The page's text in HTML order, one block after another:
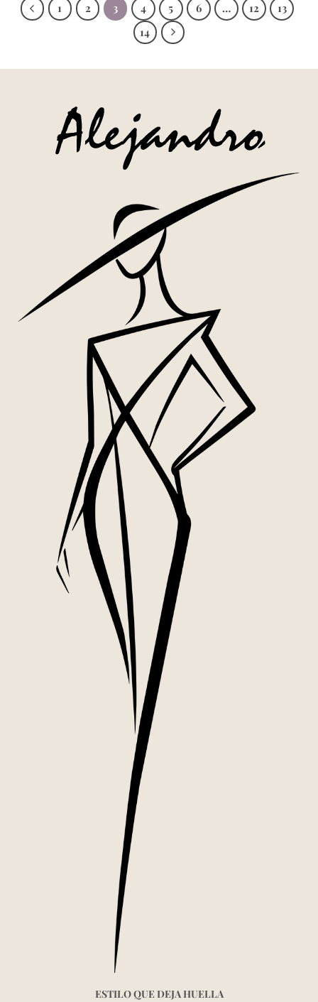
1 2 3 4 5 6 … 12
13
14
ESTILO QUE DEJA HUELLA